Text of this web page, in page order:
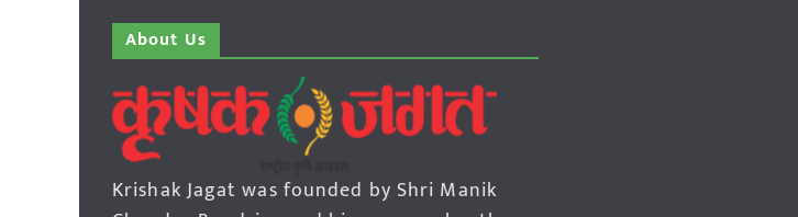
About Us
Krishak Jagat was founded by Shri Manik